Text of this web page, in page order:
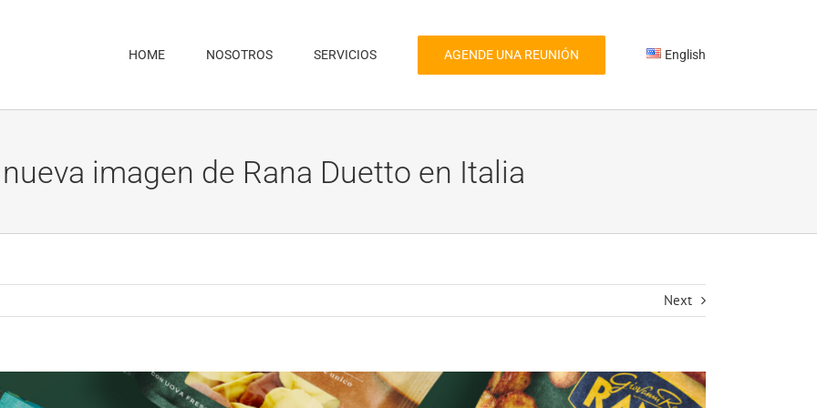
HOME NOSOTROS SERVICIOS AGENDE UNA REUNIÓN English
imagen de Rana Duetto en Italia
Next